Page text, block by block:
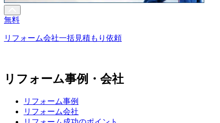
無料
リフォーム会社一括見積もり依頼
リフォーム事例・会社
リフォーム事例
リフォーム会社